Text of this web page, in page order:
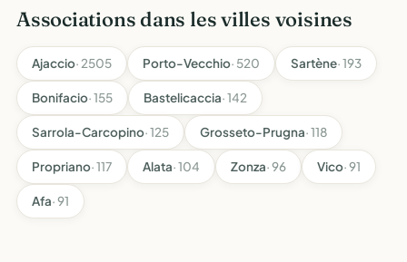
Associations dans les villes voisines
Ajaccio· 2505 Porto-Vecchio· 520 Sartène· 193
Bonifacio· 155 Bastelicaccia· 142
Sarrola-Carcopino· 125 Grosseto-Prugna· 118
Propriano· 117 Alata· 104 Zonza· 96 Vico· 91
Afa· 91